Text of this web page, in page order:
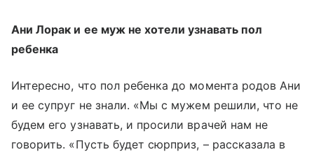
Ани Лорак и ее муж не хотели узнавать пол
ребенка
Интересно, что пол ребенка до момента родов Ани
и ее супруг не знали. «Мы с мужем решили, что не
будем его узнавать, и просили врачей нам не
говорить. «Пусть будет сюрприз, – рассказала в